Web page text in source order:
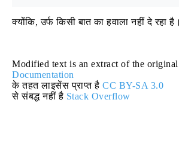
क्योंकि, उर्फ किसी बात का हवाला नहीं दे रहा है।
Modified text is an extract of the original
Documentation
के तहत लाइसेंस प्राप्त है CC BY-SA 3.0
से संबद्ध नहीं है Stack Overflow